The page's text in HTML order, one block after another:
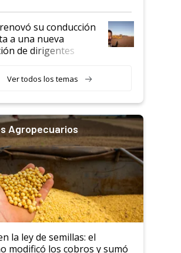
su conducción
a una nueva
de dirigentes
Ver todos los temas
Agropecuarios
la ley de semillas: el
modificó los cobros y sumó